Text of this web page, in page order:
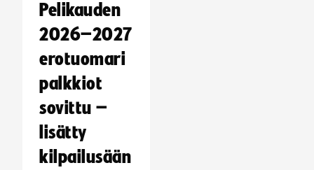
Pelikauden
2026–2027
erotuomari
palkkiot
sovittu –
lisätty
kilpailusään